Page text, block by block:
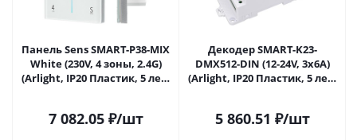
Панель Sens SMART-P38-MIX
White (230V, 4 зоны, 2.4G)
(Arlight, IP20 Пластик, 5 лет)
7 082.05₽/шт
Декодер SMART-K23-
DMX512-DIN (12-24V, 3x6A)
(Arlight, IP20 Пластик, 5 лет)
5 860.51 ₽/шт